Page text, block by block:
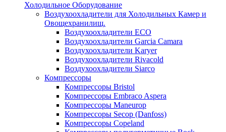
Холодильное Оборудование
Воздухоохладители для Холодильных Камер и
Овощехранилищ.
Воздухоохладители ECO
Воздухоохладители Garcia Camara
Воздухоохладители Karyer
Воздухоохладители Rivacold
Воздухоохладители Siarco
Компрессоры
Компрессоры Bristol
Компрессоры Embraco Aspera
Компрессоры Maneurop
Компрессоры Secop (Danfoss)
Компрессоры Copeland